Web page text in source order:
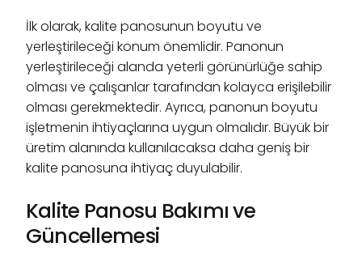
İlk olarak, kalite panosunun boyutu ve
yerleştirileceği konum önemlidir. Panonun
yerleştirileceği alanda yeterli görünürlüğe sahip
olması ve çalışanlar tarafından kolayca erişilebilir
olması gerekmektedir. Ayrıca, panonun boyutu
işletmenin ihtiyaçlarına uygun olmalıdır. Büyük bir
üretim alanında kullanılacaksa daha geniş bir
kalite panosuna ihtiyaç duyulabilir.
Kalite Panosu Bakımı ve
Güncellemesi